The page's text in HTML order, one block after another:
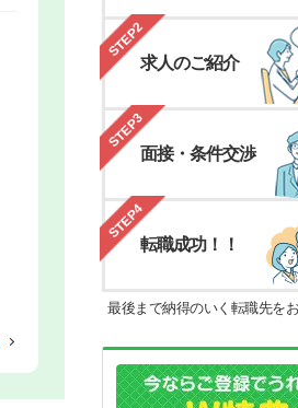
STEP2
求人のご紹介
STEP3
面接・条件交渉
STEP4
転職成功！！
最後まで納得のいく転職先をお